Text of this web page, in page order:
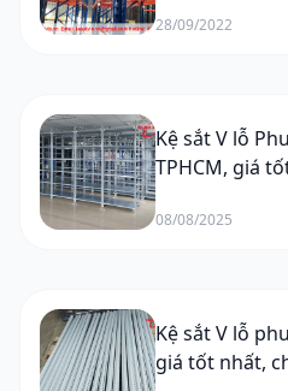
28/09/2022
Kệ sắt V lỗ
TPHCM, giá
08/08/2025
Kệ sắt V lỗ
giá tốt nhất,